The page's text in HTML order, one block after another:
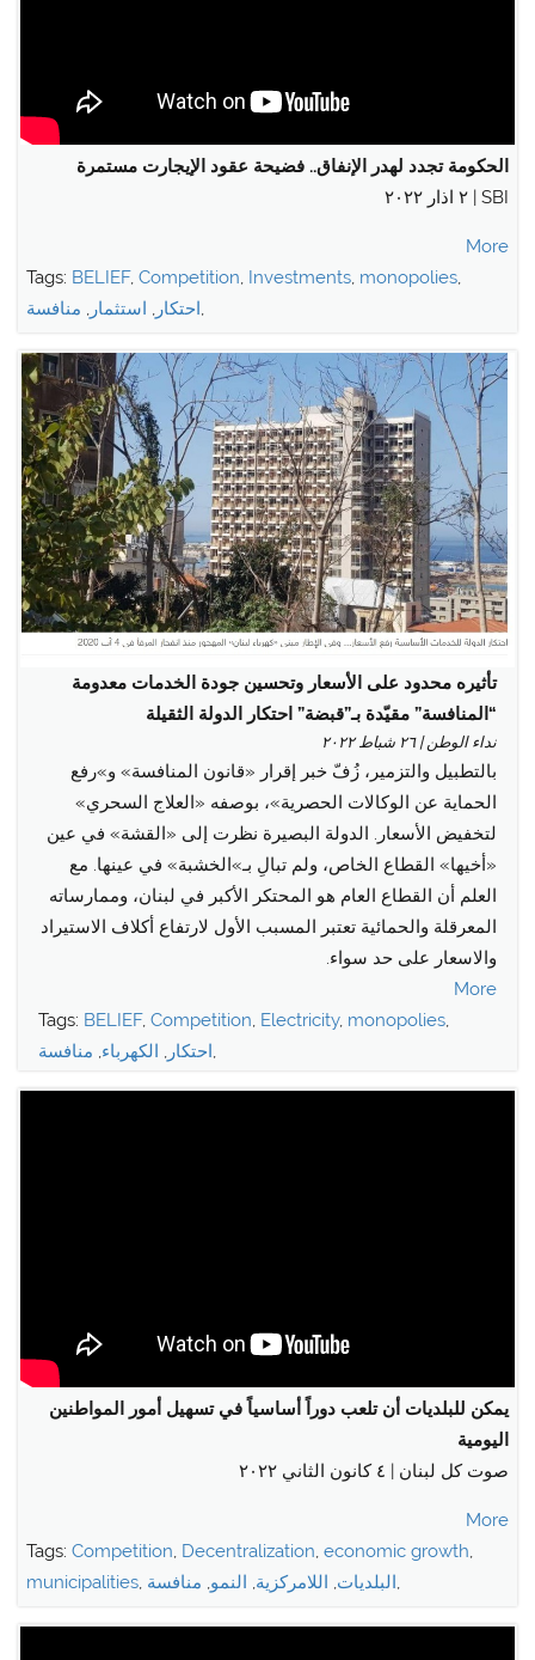
الحكومة تجدد لهدر الإنفاق.. فضيحة عقود الإيجارت مستمرة
SBI | ٢ اذار ٢٠٢٢
More
Tags: BELIEF, Competition, Investments, monopolies,
احتكار , استثمار , منافسة ,
تأثيره محدود على الأسعار وتحسين جودة الخدمات معدومة
“المنافسة” مقيّدة بـ”قبضة” احتكار الدولة الثقيلة
نداء الوطن | ٢٦ شباط ٢٠٢٢
بالتطبيل والتزمير، زُفّ خبر إقرار «قانون المنافسة» و»رفع
الحماية عن الوكالات الحصرية»، بوصفه «العلاج السحري»
لتخفيض الأسعار. الدولة البصيرة نظرت إلى «القشة» في عين
«أخيها» القطاع الخاص، ولم تبالِ بـ»الخشبة» في عينها. مع
العلم أن القطاع العام هو المحتكر الأكبر في لبنان، وممارساته
المعرقلة والحمائية تعتبر المسبب الأول لارتفاع أكلاف الاستيراد
والاسعار على حد سواء.
More
Tags: BELIEF, Competition, Electricity, monopolies,
احتكار , الكهرباء, منافسة ,
يمكن للبلديات أن تلعب دوراً أساسياً في تسهيل أمور المواطنين
اليومية
صوت كل لبنان | ٤ كانون الثاني ٢٠٢٢
More
Tags: Competition, Decentralization, economic growth,
municipalities, البلديات, اللامركزية, النمو, منافسة ,